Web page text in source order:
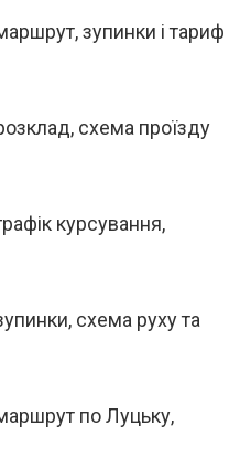
зупинки і тариф
схема проїзду
курсування,
схема руху та
по Луцьку,